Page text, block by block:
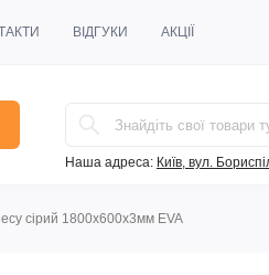
ВІДГУКИ АКЦІЇ
Наша адреса: Київ, вул.
сірий 1800х600х3мм EVA